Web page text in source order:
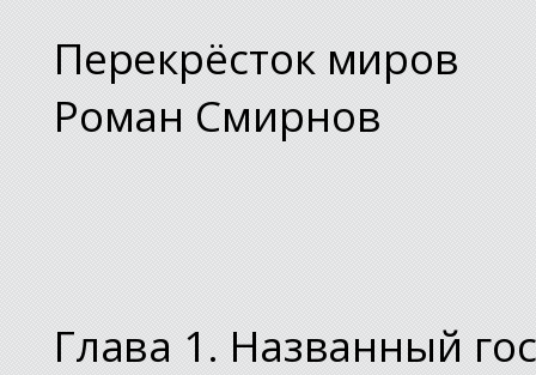
Перекрёсток миров
Роман Смирнов
Глава 1. Названный